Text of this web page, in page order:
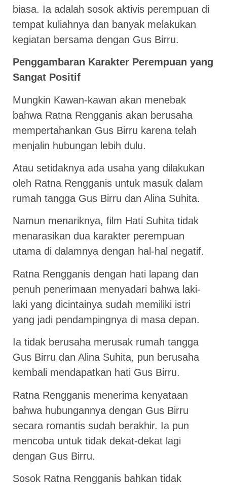
biasa. Ia adalah sosok aktivis perempuan di
tempat kuliahnya dan banyak melakukan
kegiatan bersama dengan Gus Birru.
Penggambaran Karakter Perempuan yang
Sangat Positif
Mungkin Kawan-kawan akan menebak
bahwa Ratna Rengganis akan berusaha
mempertahankan Gus Birru karena telah
menjalin hubungan lebih dulu.
Atau setidaknya ada usaha yang dilakukan
oleh Ratna Rengganis untuk masuk dalam
rumah tangga Gus Birru dan Alina Suhita.
Namun menariknya, film Hati Suhita tidak
menarasikan dua karakter perempuan
utama di dalamnya dengan hal-hal negatif.
Ratna Rengganis dengan hati lapang dan
penuh penerimaan menyadari bahwa laki-
laki yang dicintainya sudah memiliki istri
yang jadi pendampingnya di masa depan.
Ia tidak berusaha merusak rumah tangga
Gus Birru dan Alina Suhita, pun berusaha
kembali mendapatkan hati Gus Birru.
Ratna Rengganis menerima kenyataan
bahwa hubungannya dengan Gus Birru
secara romantis sudah berakhir. Ia pun
mencoba untuk tidak dekat-dekat lagi
dengan Gus Birru.
Sosok Ratna Rengganis bahkan tidak